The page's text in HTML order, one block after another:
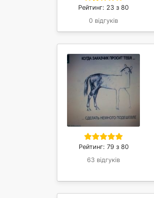
Рейтинг: 23 з 80
0 відгуків
Рейтинг: 79 з 80
63 відгуків